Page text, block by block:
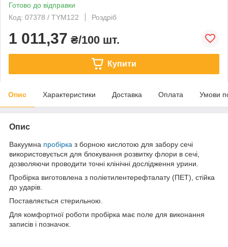
Готово до відправки
Код: 07378 / TYM122
Роздріб
1 011,37 ₴/100 шт.
Купити
Опис Характеристики Доставка Оплата Умови
Опис
Вакуумна пробірка з борною кислотою для забору сечі
використовується для блокування розвитку флори в сечі,
дозволяючи проводити точні клінічні дослідження урини.
Пробірка виготовлена з поліетилентерефталату (ПЕТ), стійка
до ударів.
Поставляється стерильною.
Для комфортної роботи пробірка має поле для виконання
записів і позначок.